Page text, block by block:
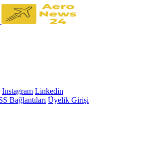
Instagram Linkedin
Bağlantıları Üyelik Girişi